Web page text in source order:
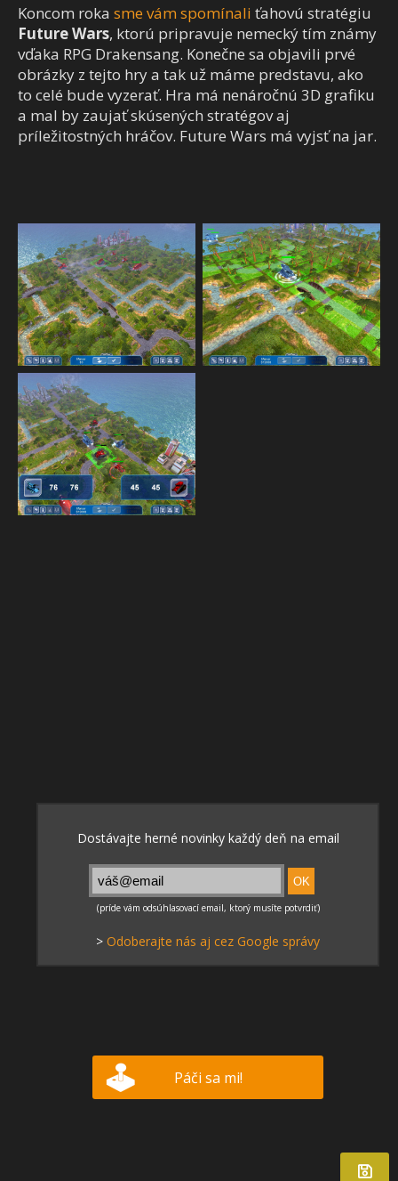
Koncom roka sme vám spomínali ťahovú stratégiu
Future Wars, ktorú pripravuje nemecký tím známy
vďaka RPG Drakensang. Konečne sa objavili prvé
obrázky z tejto hry a tak už máme predstavu, ako
to celé bude vyzerať. Hra má nenáročnú 3D grafiku
a mal by zaujať skúsených stratégov aj
príležitostných hráčov. Future Wars má vyjsť na jar.
> Odoberajte nás aj cez Google správy
Páči sa mi!